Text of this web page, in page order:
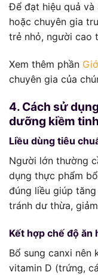
Để đạt hiệu quả và
hoặc chuyên gia
trẻ nhỏ, người cao
Xem thêm phần
chuyên gia của
4. Cách sử
dưỡng kiềm
Liều dùng tiêu
Người lớn thường
dụng thực phẩm
đúng liều giúp
tránh dư thừa,
Kết hợp chế độ ăn
Bổ sung canxi nên
vitamin D (trứng,